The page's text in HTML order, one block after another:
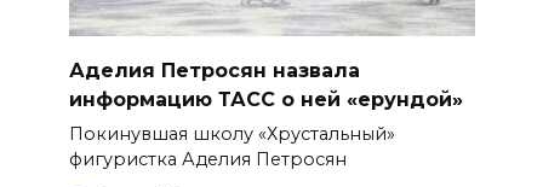
Аделия Петросян назвала
информацию ТАСС о ней «ерундой»
Покинувшая школу «Хрустальный»
фигуристка Аделия Петросян